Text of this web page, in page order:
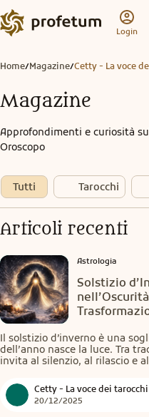
Login
Home/Magazine/Cetty - La voce
Magazine
Approfondimenti e curiosità
Oroscopo
Tutti Tarocchi
Articoli recenti
Astrologia
Solstizio
Il solstizio d’inverno è una
dell’anno nasce la luce. Tra
invita al silenzio, al rilascio e
nuovo ciclo.Cetty - La voce dei tarocchi
20/12/2025